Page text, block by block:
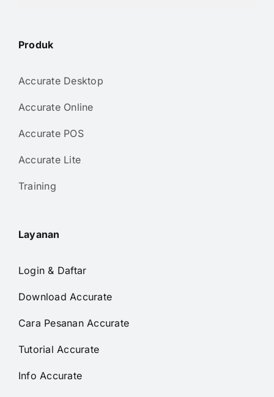
Produk
Accurate Desktop
Accurate Online
Accurate POS
Accurate Lite
Training
Layanan
Login & Daftar
Download Accurate
Cara Pesanan Accurate
Tutorial Accurate
Info Accurate